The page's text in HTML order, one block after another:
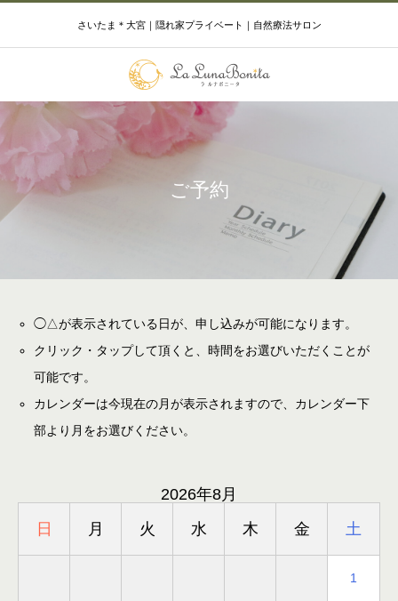
さいたま＊大宮｜隠れ家プライベート｜自然療法サロン
ご予約
◯△が表示されている日が、申し込みが可能になります。
クリック・タップして頂くと、時間をお選びいただくことが
可能です。
カレンダーは今現在の月が表示されますので、カレンダー下
部より月をお選びください。
2026年8月
日
月 火 水 木 金 土
1